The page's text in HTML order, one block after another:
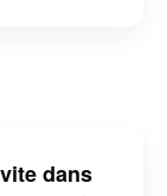
dans